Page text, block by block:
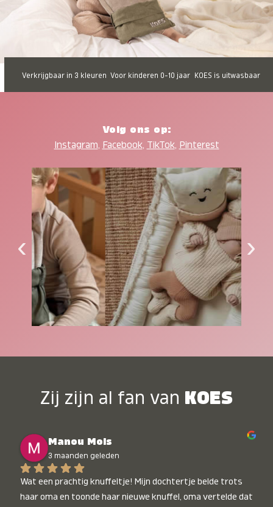
Verkrijgbaar in 3 kleuren Voor kinderen 0-10 jaar KOES is uitwasbaar
Volg ons op:
Instagram, Facebook, TikTok, Pinterest
‹ ›
Zij zijn al fan van KOES
Manou Mols
3 maanden geleden
Wat een prachtig knuffeltje! Mijn dochtertje belde trots
haar oma en toonde haar nieuwe knuffel, oma vertelde dat